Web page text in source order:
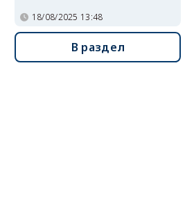
18/08/2025 13:48
В раздел